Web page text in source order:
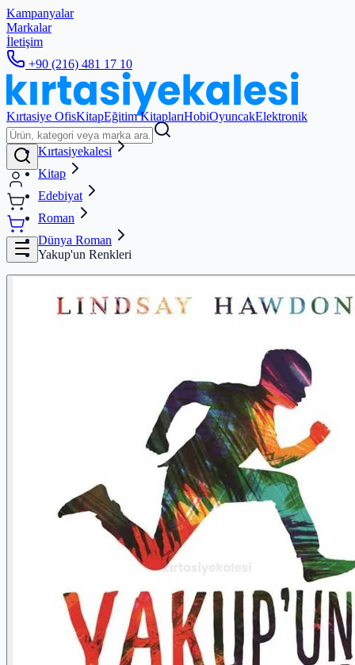
Kampanyalar
Markalar
İletişim
+90 (216) 481 17 10
Kırtasiye OfisKitapEğitim KitaplarıHobiOyuncakElektronik
Kırtasiyekalesi
Kitap
Edebiyat
Roman
Dünya Roman
Yakup'un Renkleri